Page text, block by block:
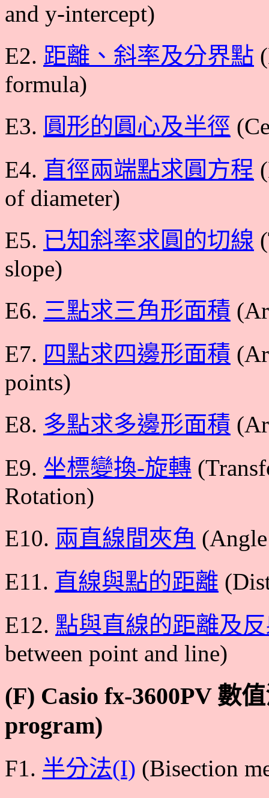
and y-intercept)
E2. 距離、斜率及分界點
formula)
E3. 圓形的圓心及半徑
E4. 直徑兩端點求圓方程
of diameter)
E5. 已知斜率求圓的切線
slope)
E6. 三點求三角形面積
E7. 四點求四邊形面積
points)
E8. 多點求多邊形面積
E9. 坐標變換-旋轉
Rotation)
E10. 兩直線間夾角
E11. 直線與點的距離
E12. 點與直線的距離及
between point and line)
(F) Casio fx-3600PV 數
program)
F1. 半分法(I) (Bisection